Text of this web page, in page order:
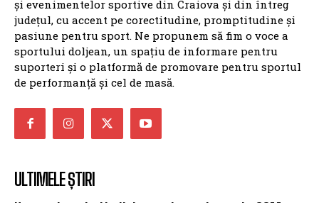
și evenimentelor sportive din Craiova și din întreg
județul, cu accent pe corectitudine, promptitudine și
pasiune pentru sport. Ne propunem să fim o voce a
sportului doljean, un spațiu de informare pentru
suporteri și o platformă de promovare pentru sportul
de performanță și cel de masă.
ULTIMELE ȘTIRI